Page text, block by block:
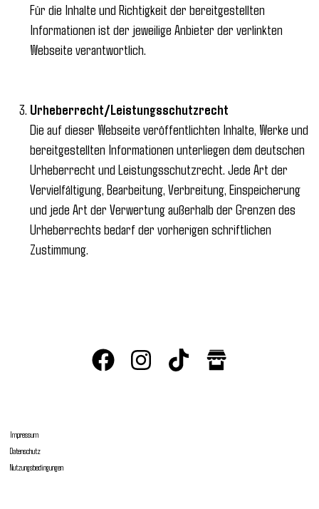
Für die Inhalte und Richtigkeit der bereitgestellten
Informationen ist der jeweilige Anbieter der verlinkten
Webseite verantwortlich.
Urheberrecht/Leistungsschutzrecht
Die auf dieser Webseite veröffentlichten Inhalte, Werke und
bereitgestellten Informationen unterliegen dem deutschen
Urheberrecht und Leistungsschutzrecht. Jede Art der
Vervielfältigung, Bearbeitung, Verbreitung, Einspeicherung
und jede Art der Verwertung außerhalb der Grenzen des
Urheberrechts bedarf der vorherigen schriftlichen
Zustimmung.
Impressum
Datenschutz
Nutzungsbedingungen